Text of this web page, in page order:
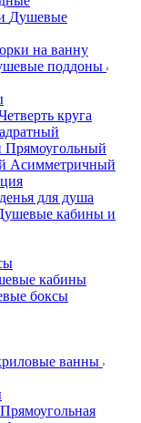
Душевые
на ванну
поддоны
круга
Прямоугольный
Асимметричный
для душа
кабины и
кабины
боксы
ванны
Прямоугольная